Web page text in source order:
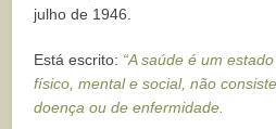
julho de 1946.
Está escrito: “A saúde é um
físico, mental e social, não
doença ou de enfermidade.